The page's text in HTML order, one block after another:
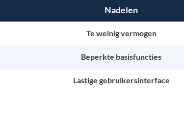
Nadelen
Te weinig vermogen
Beperkte basisfuncties
Lastige gebruikersinterface